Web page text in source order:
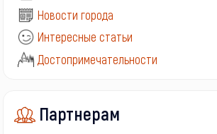
Новости города
Интересные статьи
Достопримечательности
Партнерам